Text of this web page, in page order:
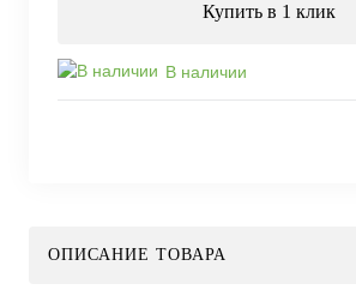
Купить в 1 клик
В наличии
ОПИСАНИЕ ТОВАРА